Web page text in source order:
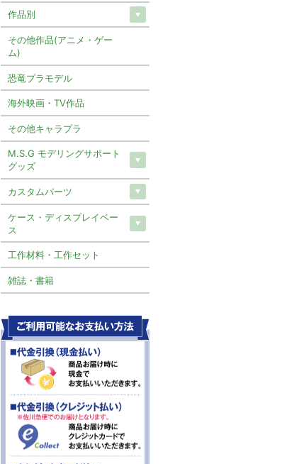
作品別
その他作品(アニメ・ゲー
ム)
恐竜プラモデル
海外映画・TV作品
その他キャラプラ
M.S.G モデリングサポート
グッズ
カスタムパーツ
ケース・ディスプレイベー
ス
工作材料・工作セット
雑誌・書籍